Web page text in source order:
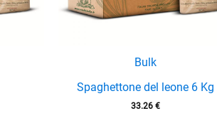
Bulk
Spaghettone del leone 6 Kg
33.26€